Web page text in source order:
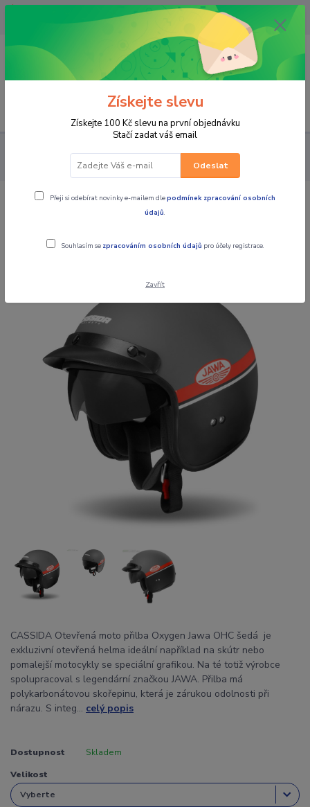
OPAVA 733537099/HLUČÍN
734541648/OLOMOUC 734593593
0,00 CZK
PRO JEZDCE HELMY OTEVŘENÉ/SKÚTROVÉ
Otevřená moto přilba Oxygen Jawa OHC šedá
CASSIDA Otevřená moto přilba
CASSIDA Otevřená moto přilba Oxygen Jawa OHC šedá je
exkluzivní otevřená helma ideální například na skútr nebo
pomalejší motocykly se speciální grafikou. Na té totiž výrobce
spolupracoval s legendární značkou JAWA. Přilba má
polykarbonátovou skořepinu, která je zárukou odolnosti při
nárazu. S integ... celý popis
Dostupnost Skladem
Velikost
Získejte slevu
Získejte 100 Kč slevu na první objednávku
Stačí zadat váš email
Odeslat
Přeji si odebírat novinky e-mailem dlepodmínek zpracování osobních
údajů.
Souhlasím se zpracováním osobních údajů pro účely registrace.
Zavřít